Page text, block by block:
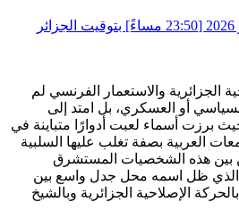
الجزائرية والاستعمار الفرنسي لم
أو العسكري، بل امتد إلى
برزت أسماء لعبت أدوارًا متباينة في
العربية بصفة تغلب عليها السلبية
بين هذه الشخصيات المستشرق
الذي ظل اسمه محل جدل واسع بين
الإصلاحية الجزائرية وبالشيخ